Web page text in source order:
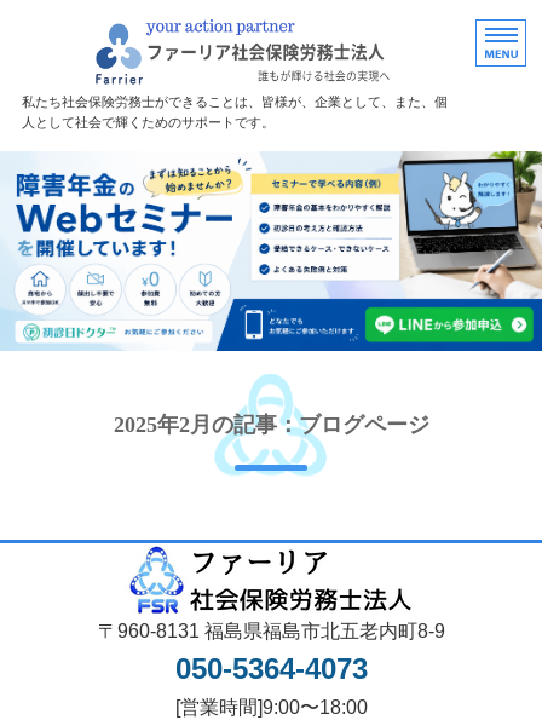
福島で労務・
私たち社会保険労務士ができることは、皆様が、企業として、また、個
人として社会で輝くためのサポートです。
ホーム
障害年金サポート
サポート料金
無料診断
2025年2月の記事：ブログページ
〒960-8131 福島県福島市北五老内町8-9
050-5364-4073
[営業時間]9:00〜18:00